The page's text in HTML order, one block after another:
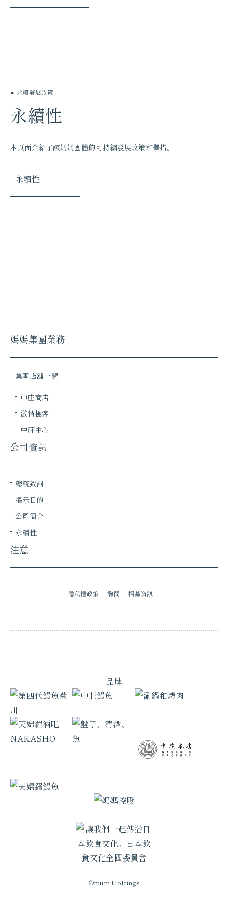
永續發展政策
永續性
本頁面介紹了該媽媽團體的可持續發展政策和舉措。
永續性
©mum Holdings
媽媽集團業務
集團店舖一覽
中庄商店
激情極客
中莊中心
公司資訊
總統致詞
揭示目的
公司簡介
永續性
注意
隱私權政策 詢問 招募資訊
品牌